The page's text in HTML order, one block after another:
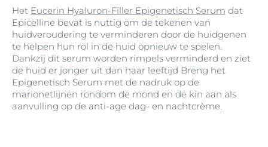
Het Eucerin Hyaluron-Filler Epigenetisch Serum dat
Epicelline bevat is nuttig om de tekenen van
huidveroudering te verminderen door de huidgenen
te helpen hun rol in de huid opnieuw te spelen.
Dankzij dit serum worden rimpels verminderd en ziet
de huid er jonger uit dan haar leeftijd Breng het
Epigenetisch Serum met de nadruk op de
marionetlijnen rondom de mond en de kin aan als
aanvulling op de anti-age dag- en nachtcrème.